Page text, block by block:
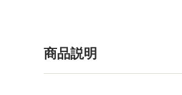
商品説明